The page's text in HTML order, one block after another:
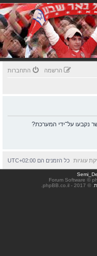
התחברות הרשמה
נקבעו על־ידי המערכת?
כל הזמנים הם UTC+02:00 עוגיות
. © 2017 - phpBB.co.il.